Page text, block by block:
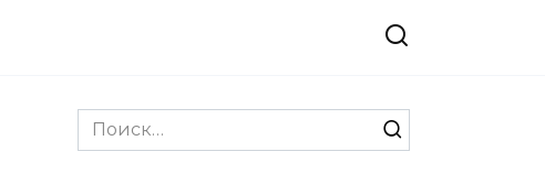
Search
for: